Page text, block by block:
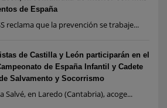
de España
reclama que la prevención se trabaje...
de Castilla y León participarán en el
de España Infantil y Cadete
Salvamento y Socorrismo
Salvé, en Laredo (Cantabria), acoge...